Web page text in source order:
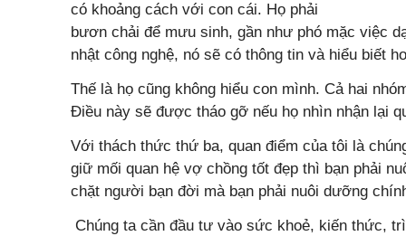
có khoảng cách với con cái. Họ phải
bươn chải để mưu sinh, gần như phó mặc việc
nhật công nghệ, nó sẽ có thông tin và hiểu biết
Thế là họ cũng không hiểu con mình. Cả hai
Điều này sẽ được tháo gỡ nếu họ nhìn nhận lại
Với thách thức thứ ba, quan điểm của tôi là
giữ mối quan hệ vợ chồng tốt đẹp thì bạn phải
chặt người bạn đời mà bạn phải nuôi dưỡng
Chúng ta cần đầu tư vào sức khoẻ, kiến thức,